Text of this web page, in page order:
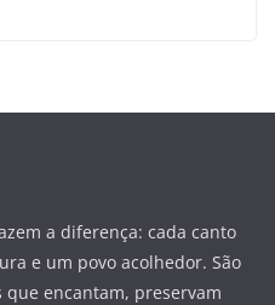
a diferença: cada canto
e um povo acolhedor. São
que encantam, preservam